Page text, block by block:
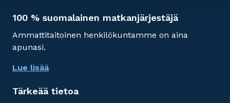
100 % suomalainen matkanjärjestäjä
Ammattitaitoinen henkilökuntamme on aina
apunasi.
Lue lisää
Tärkeää tietoa